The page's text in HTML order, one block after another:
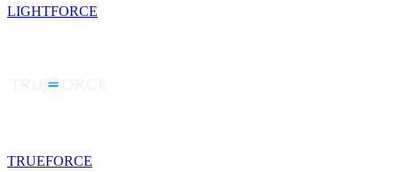
LIGHTFORCE
TRUEFORCE